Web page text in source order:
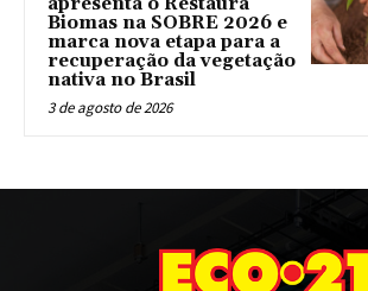
Biomas na SOBRE 2026 e
marca nova etapa para a
recuperação da vegetação
nativa no Brasil
3 de agosto de 2026